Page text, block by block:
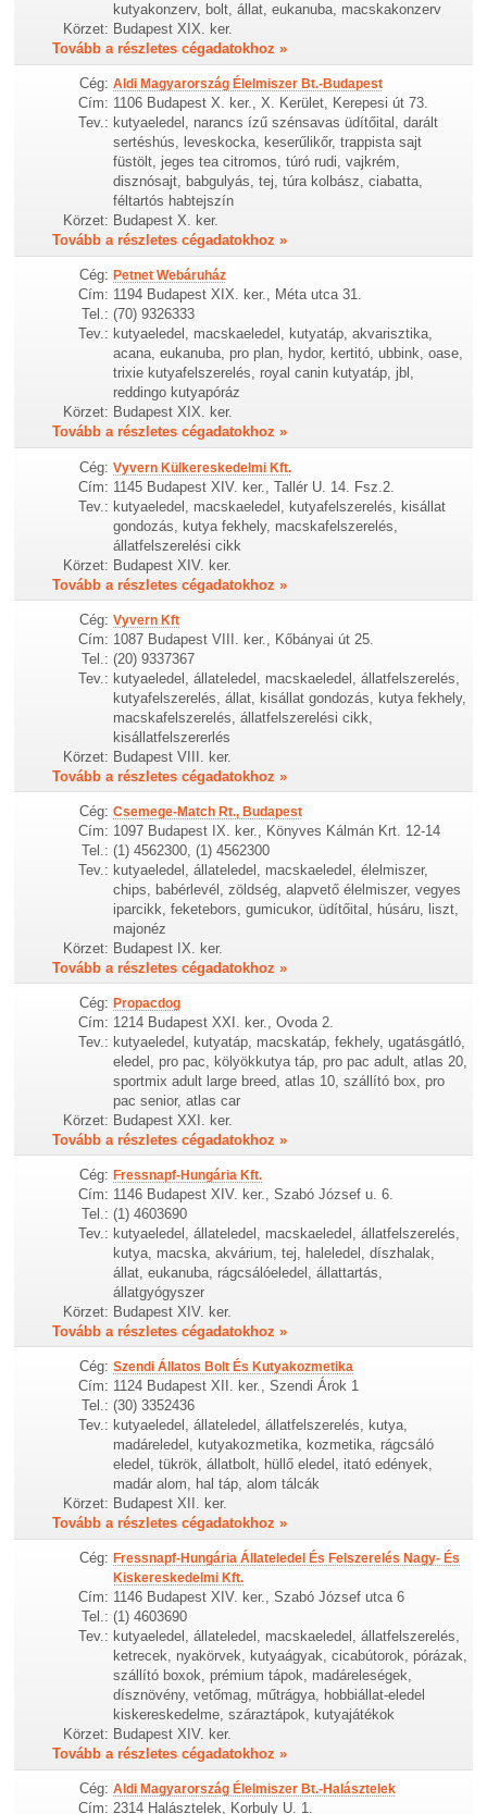
kutyakonzerv, bolt, állat, eukanuba, macskakonzerv
Körzet: Budapest XIX. ker.
Tovább a részletes cégadatokhoz »
Cég: Aldi Magyarország Élelmiszer Bt.-Budapest
Cím: 1106 Budapest X. ker., X. Kerület, Kerepesi út 73.
Tev.: kutyaeledel, narancs ízű szénsavas üdítőital, darált
sertéshús, leveskocka, keserűlikőr, trappista sajt
füstölt, jeges tea citromos, túró rudi, vajkrém,
disznósajt, babgulyás, tej, túra kolbász, ciabatta,
féltartós habtejszín
Körzet: Budapest X. ker.
Tovább a részletes cégadatokhoz »
Cég: Petnet Webáruház
Cím: 1194 Budapest XIX. ker., Méta utca 31.
Tel.: (70) 9326333
Tev.: kutyaeledel, macskaeledel, kutyatáp, akvarisztika,
acana, eukanuba, pro plan, hydor, kertitó, ubbink, oase,
trixie kutyafelszerelés, royal canin kutyatáp, jbl,
reddingo kutyapóráz
Körzet: Budapest XIX. ker.
Tovább a részletes cégadatokhoz »
Cég: Vyvern Külkereskedelmi Kft.
Cím: 1145 Budapest XIV. ker., Tallér U. 14. Fsz.2.
Tev.: kutyaeledel, macskaeledel, kutyafelszerelés, kisállat
gondozás, kutya fekhely, macskafelszerelés,
állatfelszerelési cikk
Körzet: Budapest XIV. ker.
Tovább a részletes cégadatokhoz »
Cég: Vyvern Kft
Cím: 1087 Budapest VIII. ker., Kőbányai út 25.
Tel.: (20) 9337367
Tev.: kutyaeledel, állateledel, macskaeledel, állatfelszerelés,
kutyafelszerelés, állat, kisállat gondozás, kutya fekhely,
macskafelszerelés, állatfelszerelési cikk,
kisállatfelszererlés
Körzet: Budapest VIII. ker.
Tovább a részletes cégadatokhoz »
Cég: Csemege-Match Rt., Budapest
Cím: 1097 Budapest IX. ker., Könyves Kálmán Krt. 12-14
Tel.: (1) 4562300, (1) 4562300
Tev.: kutyaeledel, állateledel, macskaeledel, élelmiszer,
chips, babérlevél, zöldség, alapvető élelmiszer, vegyes
iparcikk, feketebors, gumicukor, üdítőital, húsáru, liszt,
majonéz
Körzet: Budapest IX. ker.
Tovább a részletes cégadatokhoz »
Cég: Propacdog
Cím: 1214 Budapest XXI. ker., Ovoda 2.
Tev.: kutyaeledel, kutyatáp, macskatáp, fekhely, ugatásgátló,
eledel, pro pac, kölyökkutya táp, pro pac adult, atlas 20,
sportmix adult large breed, atlas 10, szállító box, pro
pac senior, atlas car
Körzet: Budapest XXI. ker.
Tovább a részletes cégadatokhoz »
Cég: Fressnapf-Hungária Kft.
Cím: 1146 Budapest XIV. ker., Szabó József u. 6.
Tel.: (1) 4603690
Tev.: kutyaeledel, állateledel, macskaeledel, állatfelszerelés,
kutya, macska, akvárium, tej, haleledel, díszhalak,
állat, eukanuba, rágcsálóeledel, állattartás,
állatgyógyszer
Körzet: Budapest XIV. ker.
Tovább a részletes cégadatokhoz »
Cég: Szendi Állatos Bolt És Kutyakozmetika
Cím: 1124 Budapest XII. ker., Szendi Árok 1
Tel.: (30) 3352436
Tev.: kutyaeledel, állateledel, állatfelszerelés, kutya,
madáreledel, kutyakozmetika, kozmetika, rágcsáló
eledel, tükrök, állatbolt, hüllő eledel, itató edények,
madár alom, hal táp, alom tálcák
Körzet: Budapest XII. ker.
Tovább a részletes cégadatokhoz »
Cég: Fressnapf-Hungária Állateledel És Felszerelés Nagy- És
Kiskereskedelmi Kft.
Cím: 1146 Budapest XIV. ker., Szabó József utca 6
Tel.: (1) 4603690
Tev.: kutyaeledel, állateledel, macskaeledel, állatfelszerelés,
ketrecek, nyakörvek, kutyaágyak, cicabútorok, pórázak,
szállító boxok, prémium tápok, madáreleségek,
dísznövény, vetőmag, műtrágya, hobbiállat-eledel
kiskereskedelme, száraztápok, kutyajátékok
Körzet: Budapest XIV. ker.
Tovább a részletes cégadatokhoz »
Cég: Aldi Magyarország Élelmiszer Bt.-Halásztelek
Cím: 2314 Halásztelek, Korbuly U. 1.